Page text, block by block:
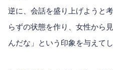
逆に、会話を盛り上げようと
らずの状態を作り、女性から
んだな」という印象を与えてし